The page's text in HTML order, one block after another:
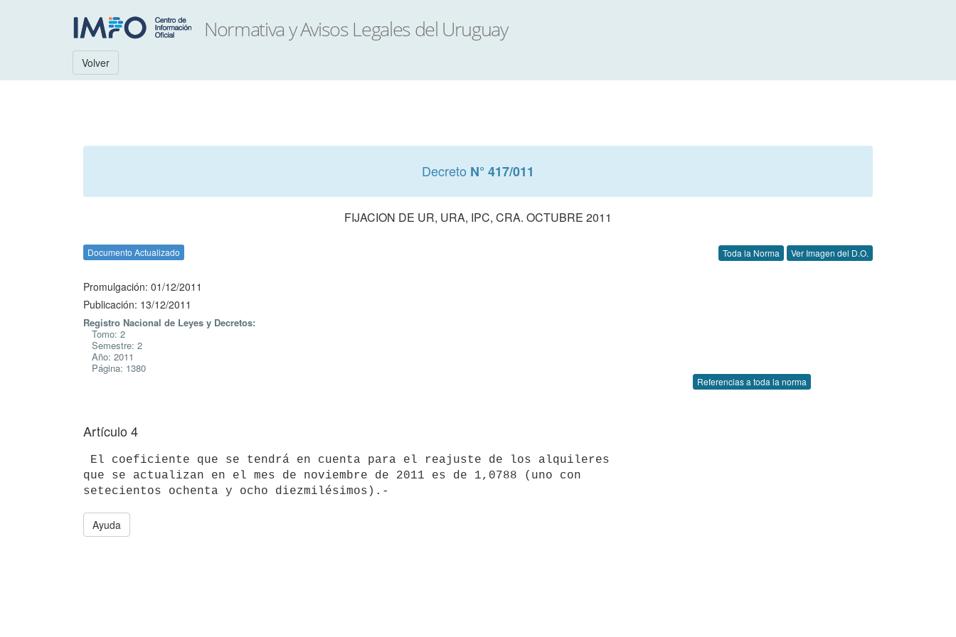
Volver
Decreto N° 417/011
FIJACION DE UR, URA, IPC, CRA. OCTUBRE 2011
Documento Actualizado Toda la Norma Ver Imagen del D.O.
Promulgación: 01/12/2011
Publicación: 13/12/2011
Registro Nacional de Leyes y Decretos:
Tomo: 2
Semestre: 2
Año: 2011
Página: 1380
Referencias a toda la norma
Artículo 4
que se actualizan en el mes de noviembre de 2011 es de 1,0788 (uno con
Ayuda